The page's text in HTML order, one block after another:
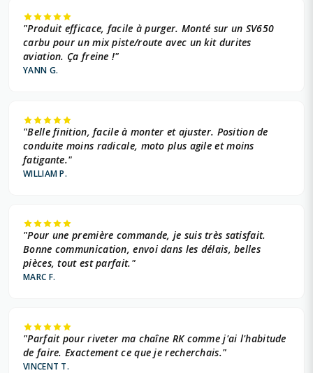
"Produit efficace, facile à purger. Monté sur un SV650
carbu pour un mix piste/route avec un kit durites
aviation. Ça freine !"
YANN G.
"Belle finition, facile à monter et ajuster. Position de
conduite moins radicale, moto plus agile et moins
fatigante."
WILLIAM P.
"Pour une première commande, je suis très satisfait.
Bonne communication, envoi dans les délais, belles
pièces, tout est parfait."
MARC F.
"Parfait pour riveter ma chaîne RK comme j'ai l'habitude
de faire. Exactement ce que je recherchais."
VINCENT T.